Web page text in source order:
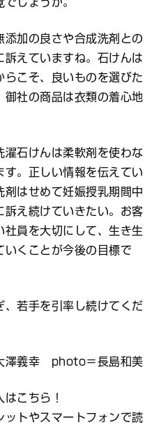
加の良さや合成洗剤との
えていますね。石けんは
こそ、良いものを選びた
御社の商品は衣類の着心地
石けんは柔軟剤を使わな
す。正しい情報を伝えてい
剤はせめて妊娠授乳期間中
訴え続けていきたい。お客
社員を大切にして、生き生
いくことが今後の目標で
若手を引率し続けてくだ
澤義幸 photo＝長島和美
こちら！
ットやスマートフォンで読